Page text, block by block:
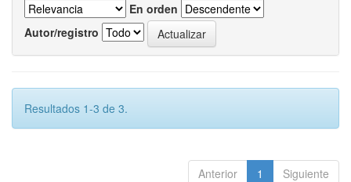
En orden
Autor/registro
Resultados 1-3 de 3.
Anterior 1 Siguiente